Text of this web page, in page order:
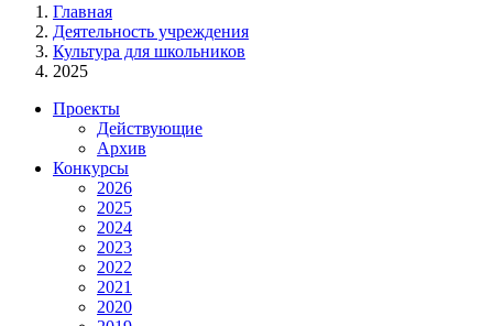
Главная
Деятельность учреждения
Культура для школьников
2025
Проекты
Действующие
Архив
Конкурсы
2026
2025
2024
2023
2022
2021
2020